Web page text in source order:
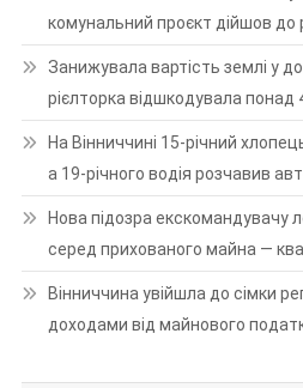
комунальний проєкт дійшов до
Занижувала вартість землі у
рієлторка відшкодувала понад
На Вінниччині 15-річний
а 19-річного водія розчавив
Нова підозра екскомандувачу
серед прихованого майна —
Вінниччина увійшла до сімки
доходами від майнового